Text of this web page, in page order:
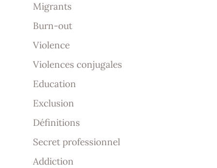
Migrants
Burn-out
Violence
Violences conjugales
Education
Exclusion
Définitions
Secret professionnel
Addiction